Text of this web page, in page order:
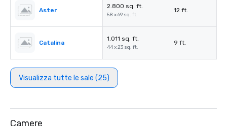
Aster
2.800 sq. ft.
58 x 69 sq. ft.
12 ft.
Catalina
1.011 sq. ft.
44 x 23 sq. ft.
9 ft.
Visualizza tutte le sale (25)
Camere